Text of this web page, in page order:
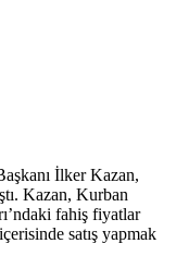
İlker Kazan,
Kazan, Kurban
fahiş fiyatlar
satış yapmak